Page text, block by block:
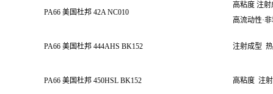
PA66 美国杜邦 42A NC010
高粘度 注
高流动性·
PA66 美国杜邦 444AHS BK152 注射成型
PA66 美国杜邦 450HSL BK152 高粘度 注